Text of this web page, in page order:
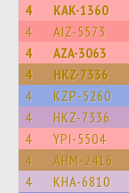
4 KAK-1360
4 AIZ-5573
4 AZA-3063
4 HKZ-7336
4 KZP-5260
4 HKZ-7336
4 YPI-5504
4 AHM-2416
4 KHA-6810